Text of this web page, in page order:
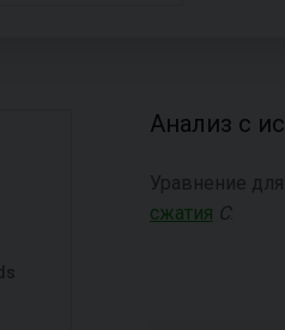
Анализ с
Уравнение
сжатия C: